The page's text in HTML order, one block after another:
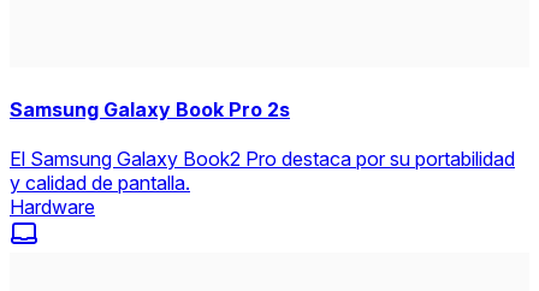
Samsung Galaxy Book Pro 2s
El Samsung Galaxy Book2 Pro destaca por su portabilidad
y calidad de pantalla.
Hardware